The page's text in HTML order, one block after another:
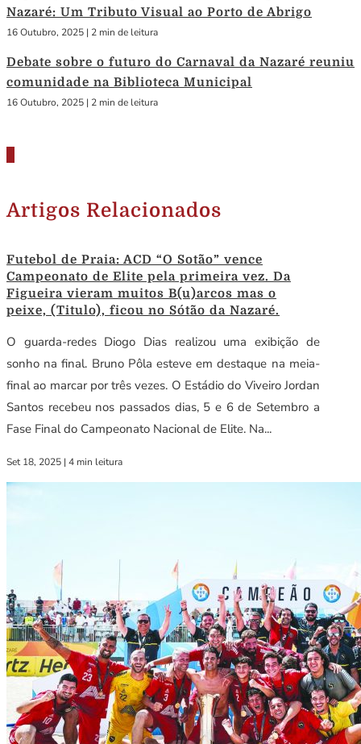
Nazaré: Um Tributo Visual ao Porto de Abrigo
16 Outubro, 2025 | 2 min de leitura
Debate sobre o futuro do Carnaval da Nazaré reuniu
comunidade na Biblioteca Municipal
16 Outubro, 2025 | 2 min de leitura
Artigos Relacionados
Futebol de Praia: ACD “O Sotão” vence
Campeonato de Elite pela primeira vez. Da
Figueira vieram muitos B(u)arcos mas o
peixe, (Titulo), ficou no Sótão da Nazaré.
O guarda-redes Diogo Dias realizou uma exibição de
sonho na final. Bruno Pôla esteve em destaque na meia-
final ao marcar por três vezes. O Estádio do Viveiro Jordan
Santos recebeu nos passados dias, 5 e 6 de Setembro a
Fase Final do Campeonato Nacional de Elite. Na...
Set 18, 2025 | 4 min leitura